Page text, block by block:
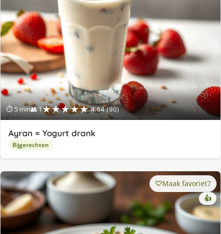
⏱ 5 min👥 1★★★★★ 4.64 (90)
Ayran = Yogurt drank
Bijgerechten
Maak favoriet7
👍